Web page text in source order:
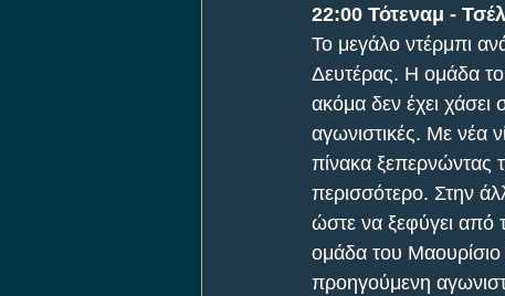
22:00 Τότεναμ -
To μεγάλο ντέρμπι
Δευτέρας. Η ομάδα
ακόμα δεν έχει
αγωνιστικές. Με νέα
πίνακα ξεπερνώντας
περισσότερο. Στην
ώστε να ξεφύγει από
ομάδα του
προηγούμενη